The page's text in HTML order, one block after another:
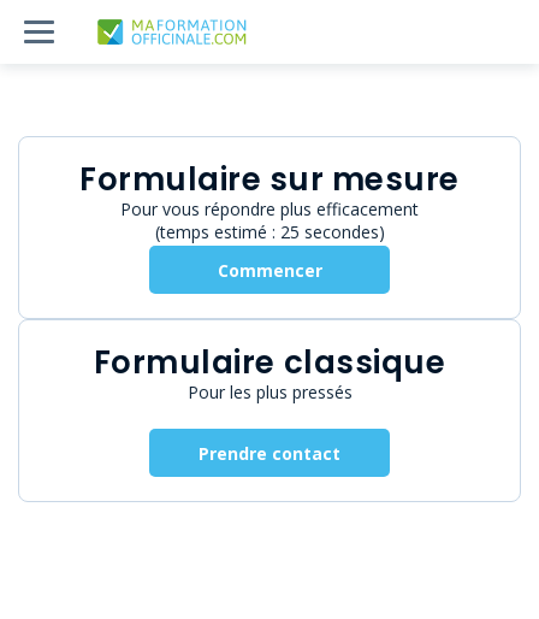
Formulaire sur mesure
Pour vous répondre plus efficacement
(temps estimé : 25 secondes)
Commencer
Formulaire classique
Pour les plus pressés
Prendre contact